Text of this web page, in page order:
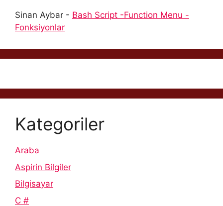
Sinan Aybar - Bash Script -Function Menu -
Fonksiyonlar
Kategoriler
Araba
Aspirin Bilgiler
Bilgisayar
C #